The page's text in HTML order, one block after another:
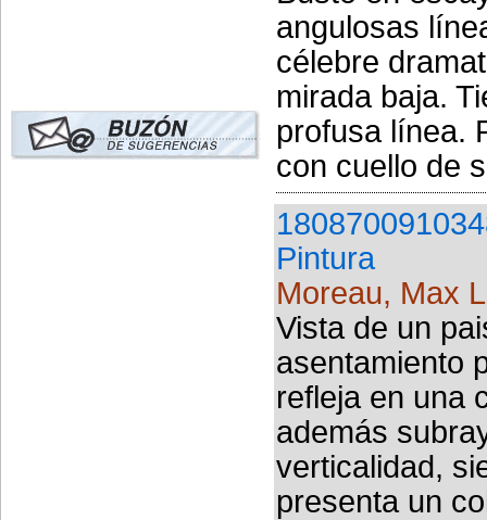
angulosas
célebre
mirada baja.
profusa línea.
con cuello de
Pintura
Moreau, Max
Vista de un
asentamiento
refleja en una
además
verticalidad,
presenta un